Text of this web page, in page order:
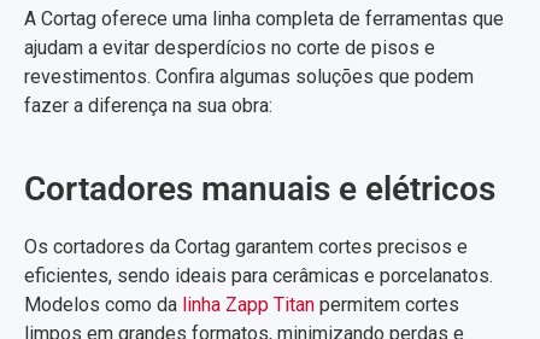
A Cortag oferece uma linha completa de ferramentas que
ajudam a evitar desperdícios no corte de pisos e
revestimentos. Confira algumas soluções que podem
fazer a diferença na sua obra:
Cortadores manuais e elétricos
Os cortadores da Cortag garantem cortes precisos e
eficientes, sendo ideais para cerâmicas e porcelanatos.
Modelos como da linha Zapp Titan permitem cortes
limpos em grandes formatos, minimizando perdas e